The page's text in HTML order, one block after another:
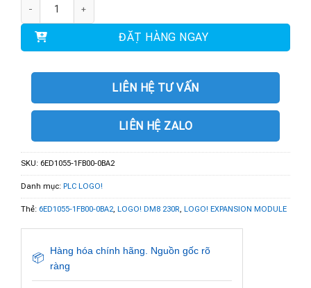
ĐẶT HÀNG NGAY
LIÊN HỆ TƯ VẤN
LIÊN HỆ ZALO
SKU: 6ED1055-1FB00-0BA2
Danh mục: PLC LOGO!
Thẻ: 6ED1055-1FB00-0BA2, LOGO! DM8 230R, LOGO! EXPANSION MODULE
📦
Hàng hóa chính hãng. Nguồn gốc rõ
ràng